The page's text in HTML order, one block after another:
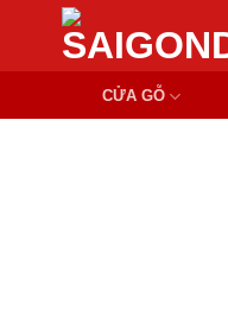
Chuyển
nội
CỬA GỖ